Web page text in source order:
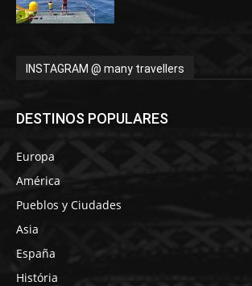
INSTAGRAM @ many travellers
DESTINOS POPULARES
Europa
América
Pueblos y Ciudades
Asia
España
História